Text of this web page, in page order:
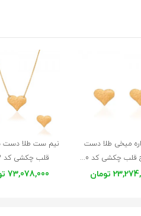
میخی طلا دست
ساز طرح قلب چکشی کد LE670
تومان
نیم ست طلا دست
قلب چکشی کد LS612
73,078,000 تومان